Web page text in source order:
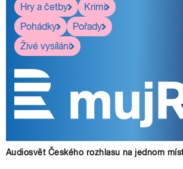
Hry a četby
Krimi
Pohádky
Pořady
Živé vysílání
Audiosvět Českého rozhlasu na jednom